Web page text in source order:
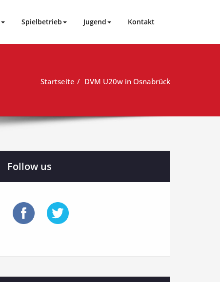
Spielbetrieb Jugend Kontakt
Startseite DVM U20w in Osnabrück
Follow us